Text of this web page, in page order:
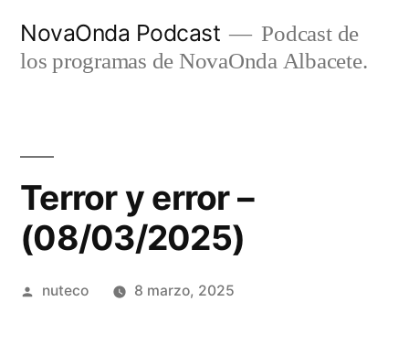
NovaOnda Podcast
Podcast de
los programas de NovaOnda Albacete.
Terror y error –
(08/03/2025)
Publicada
nuteco 8 marzo, 2025